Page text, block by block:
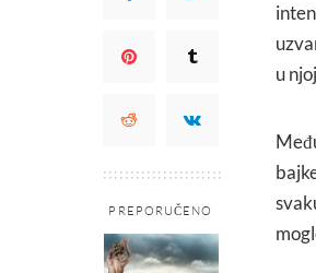
PREPORUČENO
u